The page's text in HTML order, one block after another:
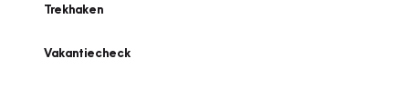
Trekhaken
Vakantiecheck